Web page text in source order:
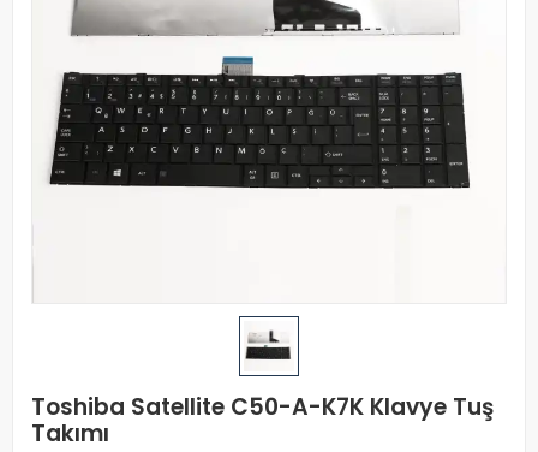
Toshiba Satellite C50-A-K7K Klavye Tuş
Takımı